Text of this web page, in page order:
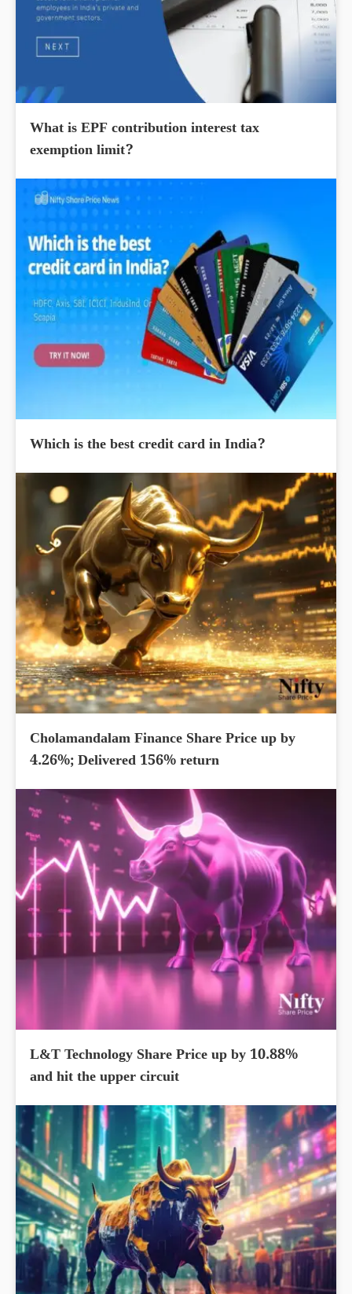
What is EPF contribution interest tax
exemption limit?
Which is the best credit card in India?
Cholamandalam Finance Share Price up by
4.26%; Delivered 156% return
L&T Technology Share Price up by 10.88%
and hit the upper circuit